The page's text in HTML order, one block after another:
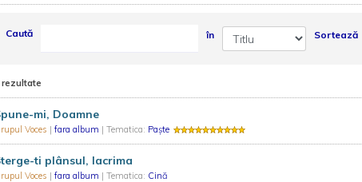
Caută în Sortează
rezultate
mi, Doamne
Voces | fara album | Tematica: Paște
ti plânsul, lacrima
Voces | fara album | Tematica: Cină